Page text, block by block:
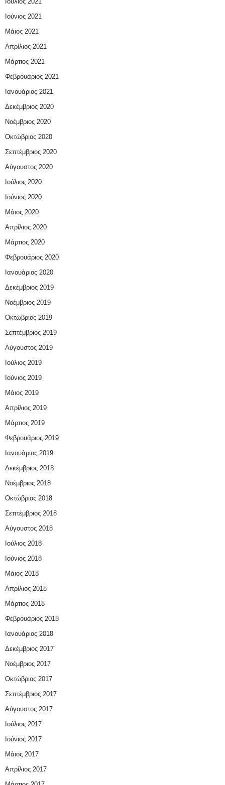
Ιούνιος 2021
Μάιος 2021
Απρίλιος 2021
Μάρτιος 2021
Φεβρουάριος 2021
Ιανουάριος 2021
Δεκέμβριος 2020
Νοέμβριος 2020
Οκτώβριος 2020
Σεπτέμβριος 2020
Αύγουστος 2020
Ιούλιος 2020
Ιούνιος 2020
Μάιος 2020
Απρίλιος 2020
Μάρτιος 2020
Φεβρουάριος 2020
Ιανουάριος 2020
Δεκέμβριος 2019
Νοέμβριος 2019
Οκτώβριος 2019
Σεπτέμβριος 2019
Αύγουστος 2019
Ιούλιος 2019
Ιούνιος 2019
Μάιος 2019
Απρίλιος 2019
Μάρτιος 2019
Φεβρουάριος 2019
Ιανουάριος 2019
Δεκέμβριος 2018
Νοέμβριος 2018
Οκτώβριος 2018
Σεπτέμβριος 2018
Αύγουστος 2018
Ιούλιος 2018
Ιούνιος 2018
Μάιος 2018
Απρίλιος 2018
Μάρτιος 2018
Φεβρουάριος 2018
Ιανουάριος 2018
Δεκέμβριος 2017
Νοέμβριος 2017
Οκτώβριος 2017
Σεπτέμβριος 2017
Αύγουστος 2017
Ιούλιος 2017
Ιούνιος 2017
Μάιος 2017
Απρίλιος 2017